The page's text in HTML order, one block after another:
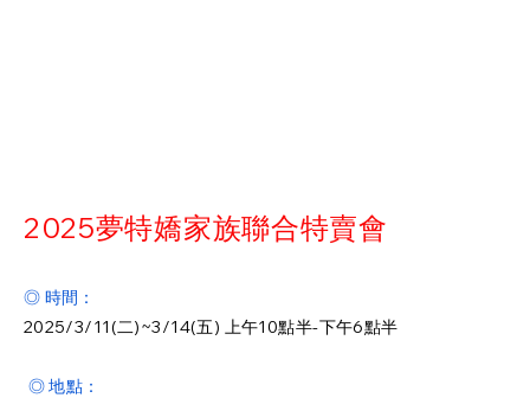
2025夢特嬌家族聯合特賣會
◎ 時間：
2025/3/11(二)~3/14(五) 上午10點半-下午6點半
◎ 地點：